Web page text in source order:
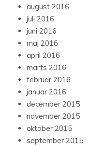
august 2016
juli 2016
juni 2016
maj 2016
april 2016
marts 2016
februar 2016
januar 2016
december 2015
november 2015
oktober 2015
september 2015